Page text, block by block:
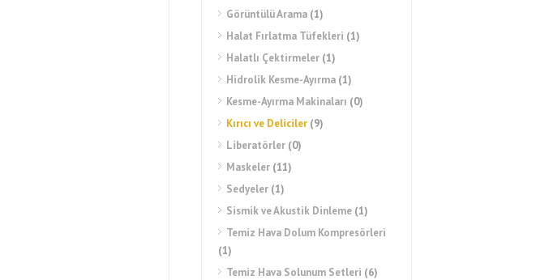
Görüntülü Arama (1)
Halat Fırlatma Tüfekleri (1)
Halatlı Çektirmeler (1)
Hidrolik Kesme-Ayırma (1)
Kesme-Ayırma Makinaları (0)
Kırıcı ve Deliciler (9)
Liberatörler (0)
Maskeler (11)
Sedyeler (1)
Sismik ve Akustik Dinleme (1)
Temiz Hava Dolum Kompresörleri
(1)
Temiz Hava Solunum Setleri (6)